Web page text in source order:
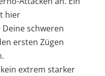
hier
schweren
ersten Zügen
extrem starker